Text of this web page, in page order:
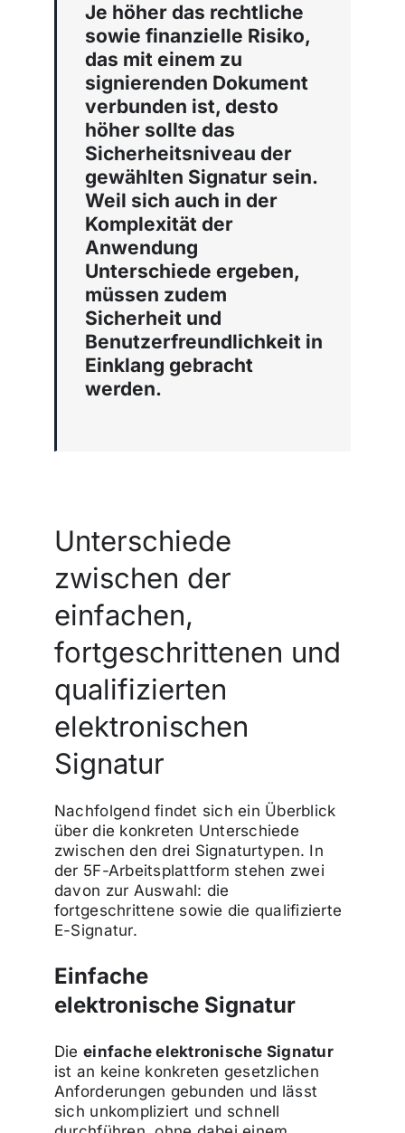
Je höher das rechtliche
sowie finanzielle Risiko,
das mit einem zu
signierenden Dokument
verbunden ist, desto
höher sollte das
Sicherheitsniveau der
gewählten Signatur sein.
Weil sich auch in der
Komplexität der
Anwendung
Unterschiede ergeben,
müssen zudem
Sicherheit und
Benutzerfreundlichkeit in
Einklang gebracht
werden.
Unterschiede
zwischen der
einfachen,
fortgeschrittenen und
qualifizierten
elektronischen
Signatur
Nachfolgend findet sich ein Überblick
über die konkreten Unterschiede
zwischen den drei Signaturtypen. In
der 5F-Arbeitsplattform stehen zwei
davon zur Auswahl: die
fortgeschrittene sowie die qualifizierte
E-Signatur.
Einfache
elektronische Signatur
Dieeinfache elektronische Signatur
ist an keine konkreten gesetzlichen
Anforderungen gebunden und lässt
sich unkompliziert und schnell